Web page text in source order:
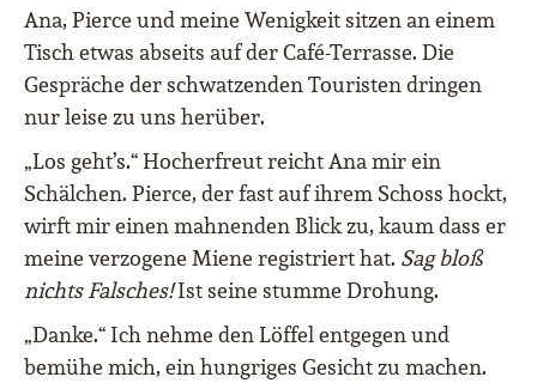
Ana, Pierce und meine Wenigkeit sitzen an einem
Tisch etwas abseits auf der Café-Terrasse. Die
Gespräche der schwatzenden Touristen dringen
nur leise zu uns herüber.
„Los geht’s.“ Hocherfreut reicht Ana mir ein
Schälchen. Pierce, der fast auf ihrem Schoss hockt,
wirft mir einen mahnenden Blick zu, kaum dass er
meine verzogene Miene registriert hat. Sag bloß
nichts Falsches!Ist seine stumme Drohung.
„Danke.“ Ich nehme den Löffel entgegen und
bemühe mich, ein hungriges Gesicht zu machen.